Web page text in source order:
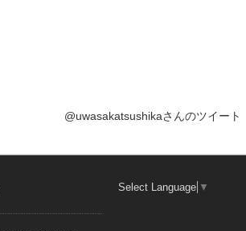
@uwasakatsushikaさんのツイート
Select Language ▼